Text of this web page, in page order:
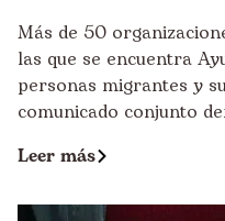
Más de 50
las que se encuentra
personas migrantes y
comunicado conjunto
Leer más